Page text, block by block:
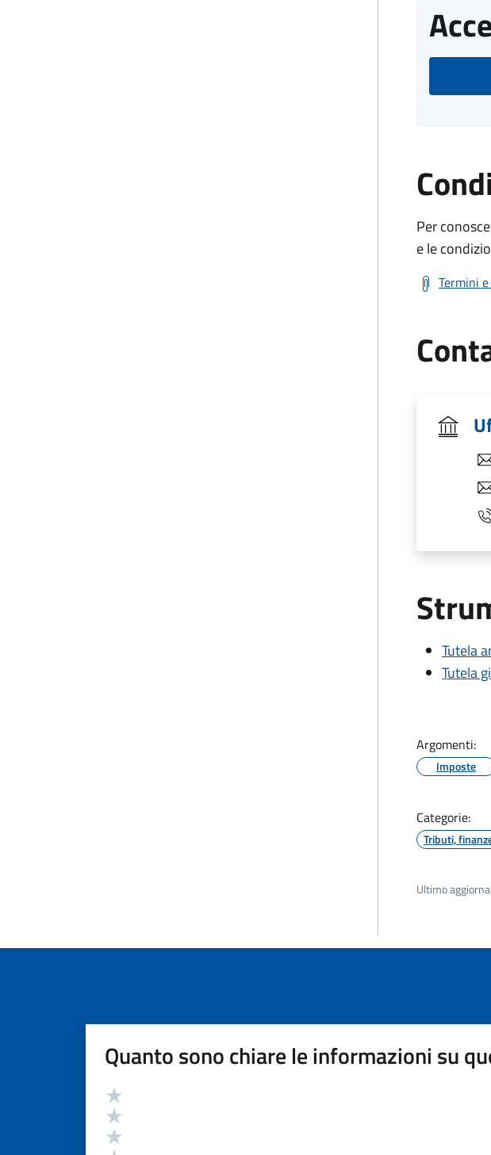
Per
e le
Termini
Tutela
Tutela
Argomenti:
Imposte
Categorie:
Tributi,
Ultimo
Quanto sono chiare le informazioni su
Valutazione